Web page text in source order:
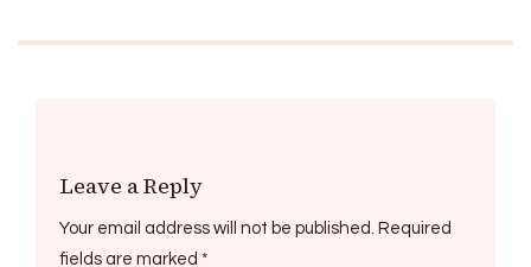
Leave a Reply
Your email address will not be published. Required
fields are marked *